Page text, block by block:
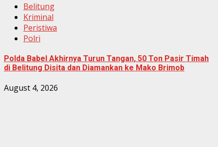
Belitung
Kriminal
Peristiwa
Polri
Polda Babel Akhirnya Turun Tangan, 50 Ton Pasir Timah
di Belitung Disita dan Diamankan ke Mako Brimob
August 4, 2026